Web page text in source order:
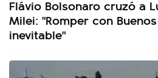
Flávio Bolsonaro cruzó a
Milei: "Romper con
inevitable"